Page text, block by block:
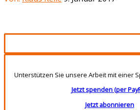
Unterstützen Sie unsere Arbeit mit einer
Jetzt spenden (per
Jetzt abonnieren